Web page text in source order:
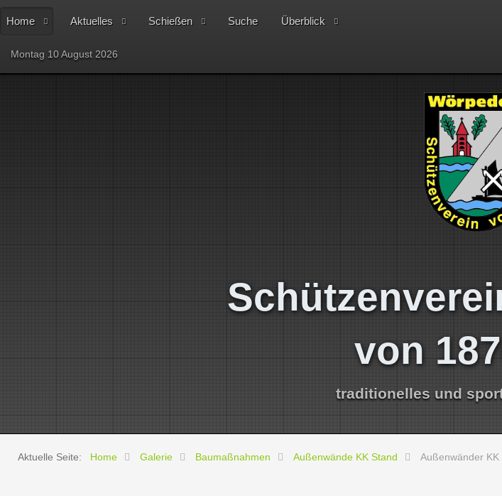
Home Aktuelles Schießen Suche Überblick
Montag 10 August 2026
von
traditionelles und
Aktuelle Seite: Home Galerie Baumaßnahmen Außenwände KK Stand Außenwänder KK